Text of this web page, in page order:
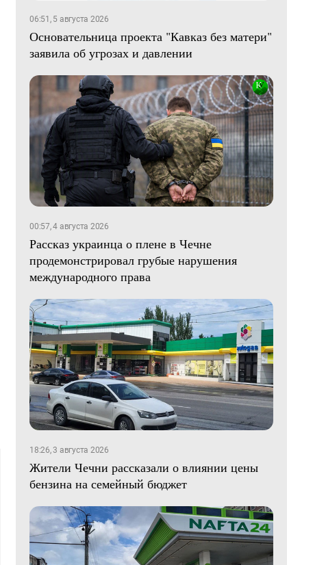
06:51, 5 августа 2026
Основательница проекта "Кавказ без матери"
заявила об угрозах и давлении
00:57, 4 августа 2026
Рассказ украинца о плене в Чечне
продемонстрировал грубые нарушения
международного права
18:26, 3 августа 2026
Жители Чечни рассказали о влиянии цены
бензина на семейный бюджет